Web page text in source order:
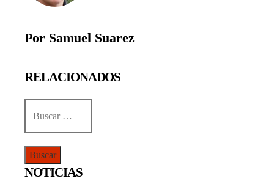
Por Samuel Suarez
RELACIONADOS
NOTICIAS